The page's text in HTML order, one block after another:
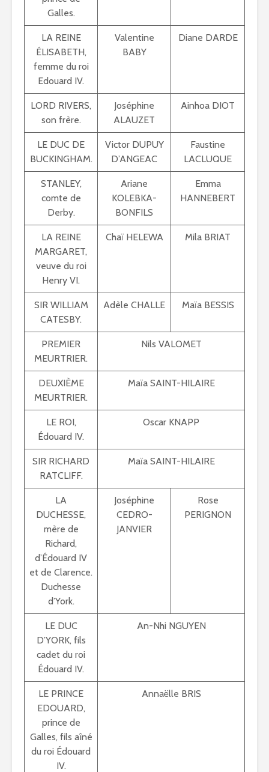
Galles.
LA REINE
ÉLISABETH,
femme du roi
Edouard IV.
Valentine
BABY
Diane DARDE
LORD RIVERS,
son frère.
Joséphine
ALAUZET
Ainhoa DIOT
LE DUC DE
BUCKINGHAM.
Victor DUPUY
D’ANGEAC
Faustine
LACLUQUE
STANLEY,
comte de
Derby.
Ariane
KOLEBKA-
BONFILS
Emma
HANNEBERT
LA REINE
MARGARET,
veuve du roi
Henry VI.
Chaï HELEWA Mila BRIAT
SIR WILLIAM
CATESBY.
Adèle CHALLE Maïa BESSIS
PREMIER
MEURTRIER.
Nils VALOMET
DEUXIÈME
MEURTRIER.
Maïa SAINT-HILAIRE
LE ROI,
Édouard IV.
Oscar KNAPP
SIR RICHARD
RATCLIFF.
Maïa SAINT-HILAIRE
LA
DUCHESSE,
mère de
Richard,
d’Édouard IV
et de Clarence.
Duchesse
d’York.
Joséphine
CEDRO-
JANVIER
Rose
PERIGNON
LE DUC
D’YORK, fils
cadet du roi
Édouard IV.
An-Nhi NGUYEN
LE PRINCE
EDOUARD,
prince de
Galles, fils aîné
du roi Édouard
IV.
Annaëlle BRIS